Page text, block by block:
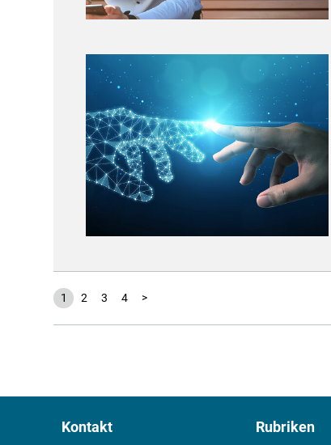
1 2 3 4 >
Kontakt Rubriken